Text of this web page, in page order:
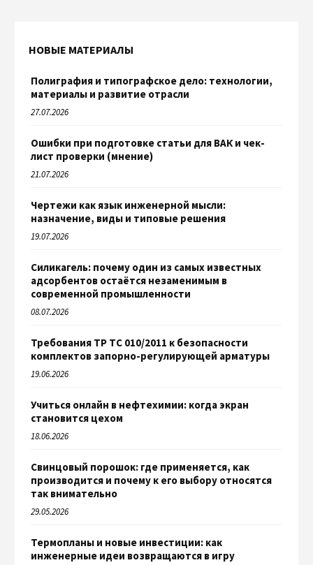
НОВЫЕ МАТЕРИАЛЫ
Полиграфия и типографское дело: технологии,
материалы и развитие отрасли
27.07.2026
Ошибки при подготовке статьи для ВАК и чек-
лист проверки (мнение)
21.07.2026
Чертежи как язык инженерной мысли:
назначение, виды и типовые решения
19.07.2026
Силикагель: почему один из самых известных
адсорбентов остаётся незаменимым в
современной промышленности
08.07.2026
Требования ТР ТС 010/2011 к безопасности
комплектов запорно-регулирующей арматуры
19.06.2026
Учиться онлайн в нефтехимии: когда экран
становится цехом
18.06.2026
Свинцовый порошок: где применяется, как
производится и почему к его выбору относятся
так внимательно
29.05.2026
Термопланы и новые инвестиции: как
инженерные идеи возвращаются в игру